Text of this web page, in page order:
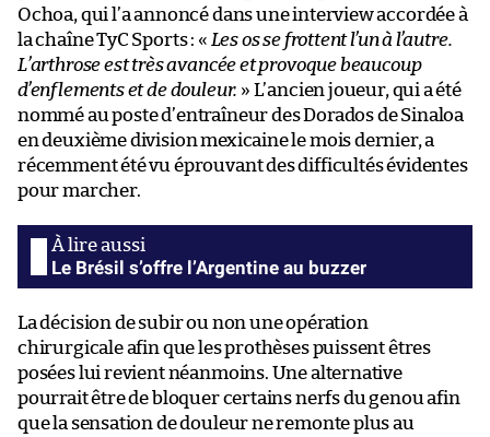
Ochoa, qui l’a annoncé dans une interview accordée à
la chaîne TyC Sports : « Les os se frottent l’un à l’autre.
L’arthrose est très avancée et provoque beaucoup
d’enflements et de douleur. » L’ancien joueur, qui a été
nommé au poste d’entraîneur des Dorados de Sinaloa
en deuxième division mexicaine le mois dernier, a
récemment été vu éprouvant des difficultés évidentes
pour marcher.
Le Brésil s’offre l’Argentine au buzzer
La décision de subir ou non une opération
chirurgicale afin que les prothèses puissent êtres
posées lui revient néanmoins. Une alternative
pourrait être de bloquer certains nerfs du genou afin
que la sensation de douleur ne remonte plus au